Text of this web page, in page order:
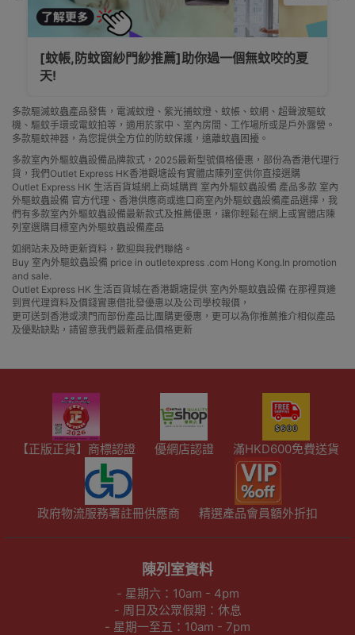
[捕蚊燈有用嗎?]正確使用紫光捕蚊燈,唔洗再俾蚊
咬!
多款驅滅蚊蟲產品發售，電滅蚊燈、紫光捕蚊燈、蚊帳、蚊網、超聲波驅蚊
機、驅蚊手環或電蚊拍等，適用於家中、室內房間、工作場所或是戶外露營。
多款驅蚊神器，為您提供全方位的防蚊保護，遠離蚊蟲困擾。
多款室內外驅蚊蟲設備品牌款式，2025最新型號價格優惠，部份為香港代理行
貨，我們Outlet Express HK香港觀塘設有實體店陳列室供你直接選購
Outlet Express HK 生活百貨城網上商城購買 室內外驅蚊蟲設備 產品多款 室內
外驅蚊蟲設備 官方代理、香港供應商或進口商室內外驅蚊蟲設備產品選擇，我
們有多款室內外驅蚊蟲設備最新款式及推薦優惠，讓你輕鬆在網上或實體店陳
列室選購目標室內外驅蚊蟲設備產品
如網站未及時更新資料，歡迎與我們聯絡。
Buy 室內外驅蚊蟲設備 price in outletexpress .com Hong Kong.In promotion
and sale.
Outlet Express HK 生活百貨城在香港觀塘提供 室內外驅蚊蟲設備 在那裡買邊
到買代理資料及價錢實惠借批發優惠以及公司學校報價，
更可送到香港或澳門而部份產品比團購更優惠，更可以為你推薦推介相似產品
及優點缺點，請留意我們最新產品價格更新
【正版正貨】商標認證 優網店認證 滿HKD600免費送貨
政府物流服務署註冊供應商 精選產品會員額外折扣
陳列室資料
- 星期六：10am - 4pm
- 周日及公眾假期：休息
- 星期一至五：10am - 7pm